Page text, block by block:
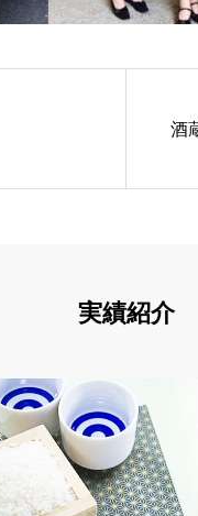
酒
実績紹介